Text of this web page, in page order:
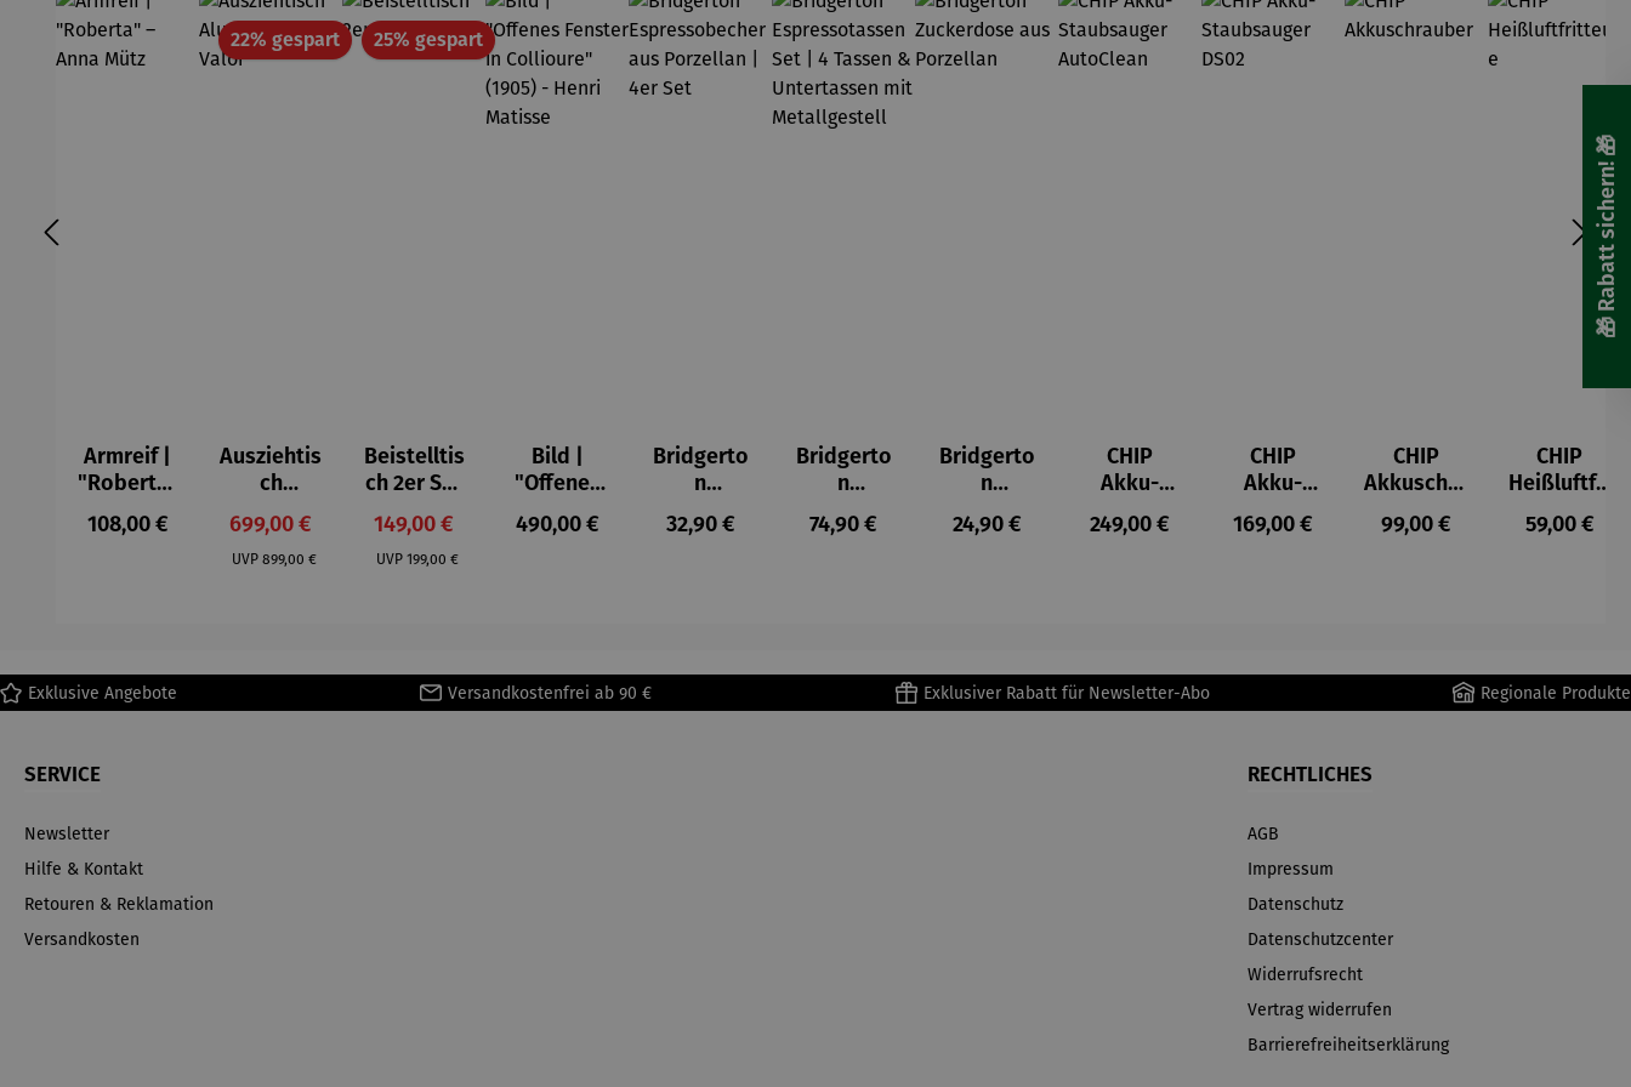
Armreif |
"Roberta"
– Anna
Mütz
Regulärer Preis:
108,00 €
22% gespartRabatt
Ausziehtis
ch
Aluminium
– Valor
Verkaufspreis:
699,00 €
UVP Regulärer Preis:
899,00 €
25% gespartRabatt
Beistelltis
ch 2er Set
– Dalias
Verkaufspreis:
149,00 €
UVP Regulärer Preis:
199,00 €
Bild |
"Offenes
Fenster in
Collioure"
Regulärer Preis:
490,00 €
Bridgerto
n
Espresso
becher
Regulärer Preis:
32,90 €
Bridgerto
n
Espressot
assen Set
Metallges
Regulärer Preis:
74,90 €
Bridgerto
n
Zuckerdo
se aus
Regulärer Preis:
24,90 €
CHIP
Akku-
Staubsau
ger
Regulärer Preis:
249,00 €
CHIP
Akku-
Staubsau
ger DS02
Regulärer Preis:
169,00 €
CHIP
Akkuschra
uber
Regulärer Preis:
99,00 €
CHIP
Heißluftfri
tteuse
Regulärer
59,00 €
Exklusive Angebote Versandkostenfrei ab 90 € Exklusiver Rabatt für Newsletter-Abo Regionale Produkte
SERVICE
Newsletter
Hilfe & Kontakt
Retouren & Reklamation
Versandkosten
RECHTLICHES
AGB
Impressum
Datenschutz
Datenschutzcenter
Widerrufsrecht
Vertrag widerrufen
Barrierefreiheitserklärung
🎁 Rabatt sichern! 🎁